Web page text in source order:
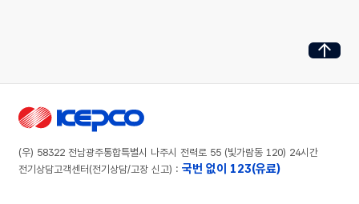
페이지
한국전력공사
(우) 58322 전남광주통합특별시 나주시 전력로 55 (빛가람동 120) 24시간
전기상담고객센터(전기상담/고장 신고) : 국번 없이 123(유료)